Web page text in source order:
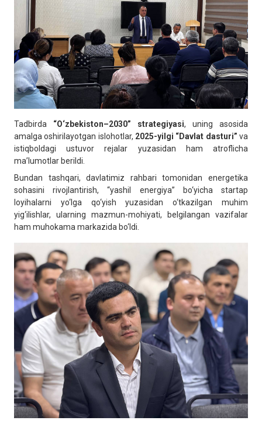
Tadbirda “O‘zbekiston–2030” strategiyasi, uning asosida
amalga oshirilayotgan islohotlar, 2025-yilgi “Davlat dasturi” va
istiqboldagi ustuvor rejalar yuzasidan ham atroflicha
ma’lumotlar berildi.
Bundan tashqari, davlatimiz rahbari tomonidan energetika
sohasini rivojlantirish, “yashil energiya” bo‘yicha startap
loyihalarni yo‘lga qo‘yish yuzasidan o‘tkazilgan muhim
yig‘ilishlar, ularning mazmun-mohiyati, belgilangan vazifalar
ham muhokama markazida bo‘ldi.